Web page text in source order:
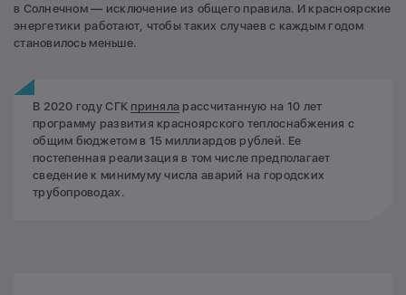
в Солнечном — исключение из общего правила. И красноярские
энергетики работают, чтобы таких случаев с каждым годом
становилось меньше.
В 2020 году СГК приняла рассчитанную на 10 лет
программу развития красноярского теплоснабжения с
общим бюджетом в 15 миллиардов рублей. Ее
постепенная реализация в том числе предполагает
сведение к минимуму числа аварий на городских
трубопроводах.